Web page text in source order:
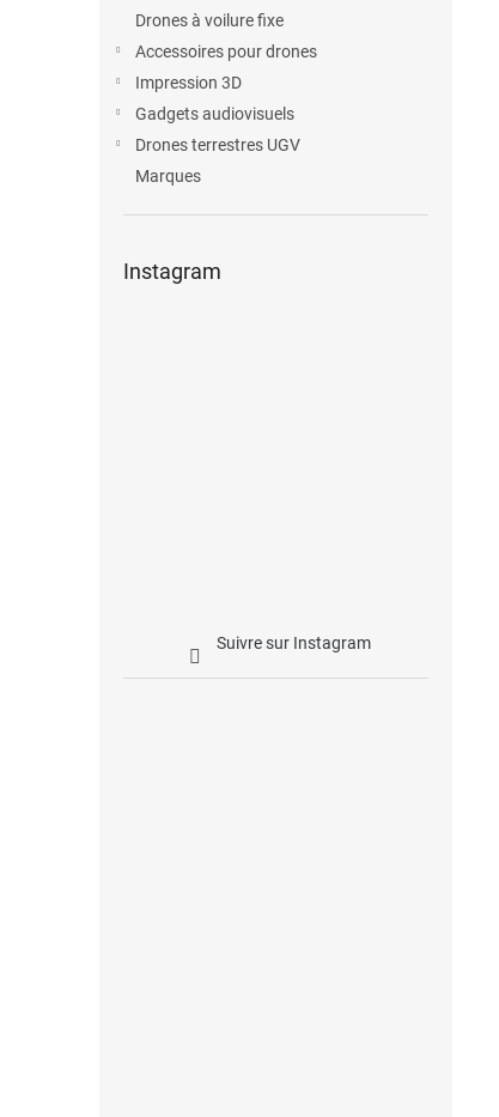
Drones à voilure fixe
Accessoires pour drones
Impression 3D
Gadgets audiovisuels
Drones terrestres UGV
Marques
Instagram
Suivre sur Instagram